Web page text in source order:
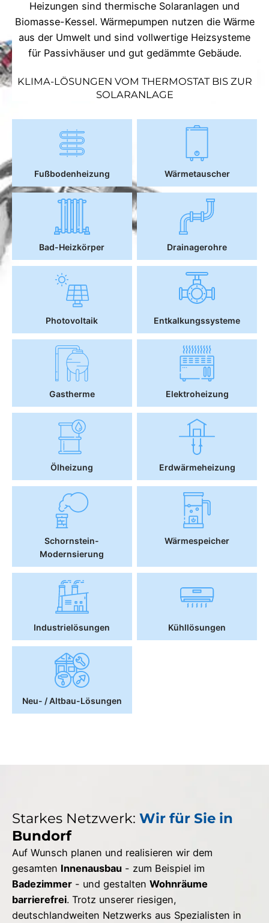
Heizungen sind thermische Solaranlagen und
Biomasse-Kessel. Wärmepumpen nutzen die Wärme
aus der Umwelt und sind vollwertige Heizsysteme
für Passivhäuser und gut gedämmte Gebäude.
KLIMA-LÖSUNGEN VOM THERMOSTAT BIS ZUR
SOLARANLAGE
Fußbodenheizung Wärmetauscher
Bad-Heizkörper Drainagerohre
Photovoltaik Entkalkungssysteme
Gastherme Elektroheizung
Ölheizung Erdwärmeheizung
Schornstein-
Modernsierung
Wärmespeicher
Industrielösungen Kühllösungen
Neu- / Altbau-Lösungen
Starkes Netzwerk: Wir für Sie in
Bundorf
Auf Wunsch planen und realisieren wir dem
gesamten Innenausbau - zum Beispiel im
Badezimmer - und gestalten Wohnräume
barrierefrei. Trotz unserer riesigen,
deutschlandweiten Netzwerks aus Spezialisten in